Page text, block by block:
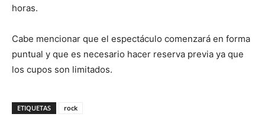
horas.
Cabe mencionar que el espectáculo comenzará en forma
puntual y que es necesario hacer reserva previa ya que
los cupos son limitados.
ETIQUETAS rock